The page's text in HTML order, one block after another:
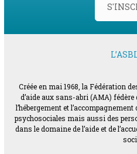
Créée en mai 1968, la Fédération
d’aide aux sans-abri (AMA)
l’hébergement et
psychosociales mais aussi des
dans le domaine de l’aide et de